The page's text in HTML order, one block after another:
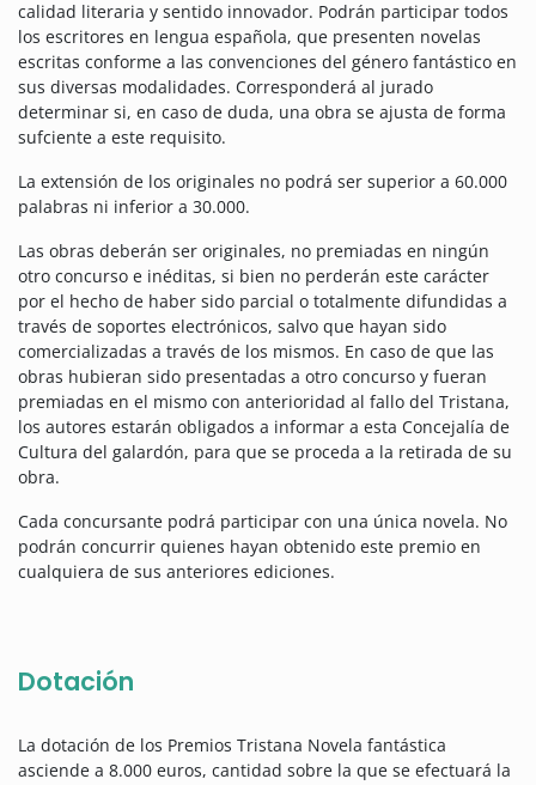
calidad literaria y sentido innovador. Podrán participar todos
los escritores en lengua española, que presenten novelas
escritas conforme a las convenciones del género fantástico en
sus diversas modalidades. Corresponderá al jurado
determinar si, en caso de duda, una obra se ajusta de forma
sufciente a este requisito.
La extensión de los originales no podrá ser superior a 60.000
palabras ni inferior a 30.000.
Las obras deberán ser originales, no premiadas en ningún
otro concurso e inéditas, si bien no perderán este carácter
por el hecho de haber sido parcial o totalmente difundidas a
través de soportes electrónicos, salvo que hayan sido
comercializadas a través de los mismos. En caso de que las
obras hubieran sido presentadas a otro concurso y fueran
premiadas en el mismo con anterioridad al fallo del Tristana,
los autores estarán obligados a informar a esta Concejalía de
Cultura del galardón, para que se proceda a la retirada de su
obra.
Cada concursante podrá participar con una única novela. No
podrán concurrir quienes hayan obtenido este premio en
cualquiera de sus anteriores ediciones.
Dotación
La dotación de los Premios Tristana Novela fantástica
asciende a 8.000 euros, cantidad sobre la que se efectuará la